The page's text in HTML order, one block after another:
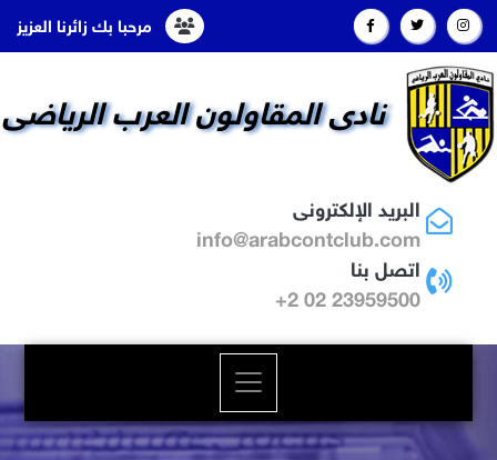
نادى المقاولون العرب الرياضى
البريد الإلكترونى
info@arabcontclub.com
اتصل بنا
23959500 02 2+